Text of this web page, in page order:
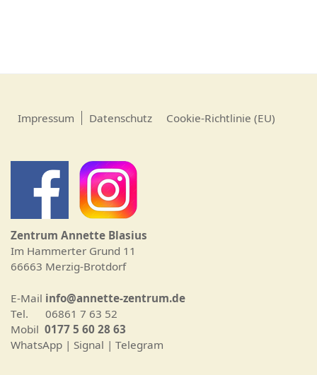
Impressum Datenschutz Cookie-Richtlinie (EU)
Zentrum Annette Blasius
Im Hammerter Grund 11
66663 Merzig-Brotdorf
E-Mail info@annette-zentrum.de
Tel. 06861 7 63 52
Mobil 0177 5 60 28 63
WhatsApp | Signal | Telegram